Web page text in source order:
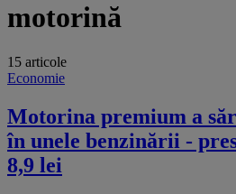
motorină
15 articole
Economie
Motorina premium a
în unele benzinării -
8,9 lei